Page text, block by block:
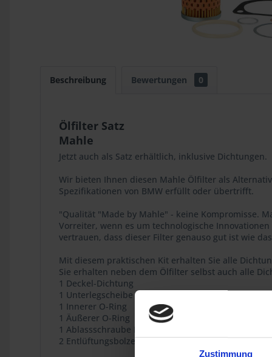
Zustimmung
Beschreibung Bewertungen 0
Ölfilter Satz
Mahle
Jetzt auch als Satz erhältlich, inklusive Dichtungen.
Wir bieten Ihnen diesen Mahle Ölfilter als
Spezifikationen von BMW erfüllt oder übertrifft.
"Qualität "Made by Mahle" - keine Kompromisse.
Vorreiter, wenn es um technologische
vertrauen, dass dieser Filter genauso gut ist wie
Mit diesem praktischen Kit erhalten Sie alle
Sie erhalten neben dem Ölfilter selbst auch alle
1 Deckel-Dichtung
1 Unterlegscheibe
1 Innerer O-Ring
1 Äußerer O-Ring
1 Ablassschraube Dichtung
2 Entlüftungsbolzen-Dichtung.